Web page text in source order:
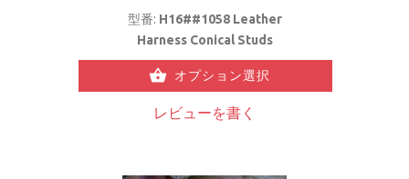
型番: H16##1058 Leather
Harness Conical Studs
オプション選択
レビューを書く